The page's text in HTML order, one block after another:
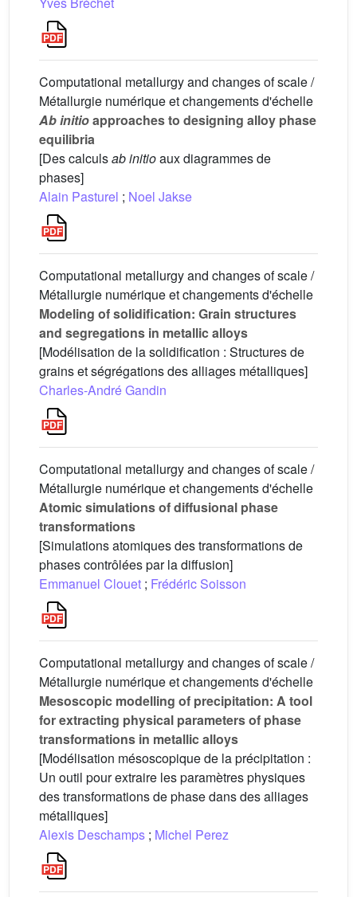
Computational metallurgy and changes of scale /
Métallurgie numérique et changements d'échelle
Ab initioapproaches to designing alloy phase
equilibria
[Des calculsab initioaux diagrammes de
phases]
Alain Pasturel ; Noel Jakse
Computational metallurgy and changes of scale /
Métallurgie numérique et changements d'échelle
Modeling of solidification: Grain structures
and segregations in metallic alloys
[Modélisation de la solidification : Structures de
grains et ségrégations des alliages métalliques]
Charles-André Gandin
Computational metallurgy and changes of scale /
Métallurgie numérique et changements d'échelle
Atomic simulations of diffusional phase
transformations
[Simulations atomiques des transformations de
phases contrôlées par la diffusion]
Emmanuel Clouet ; Frédéric Soisson
Computational metallurgy and changes of scale /
Métallurgie numérique et changements d'échelle
Mesoscopic modelling of precipitation: A tool
for extracting physical parameters of phase
transformations in metallic alloys
[Modélisation mésoscopique de la précipitation :
Un outil pour extraire les paramètres physiques
des transformations de phase dans des alliages
métalliques]
Alexis Deschamps ; Michel Perez